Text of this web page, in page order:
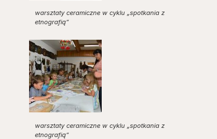
warsztaty ceramiczne w cyklu „spotkania z
etnografią”
warsztaty ceramiczne w cyklu „spotkania z
etnografią”